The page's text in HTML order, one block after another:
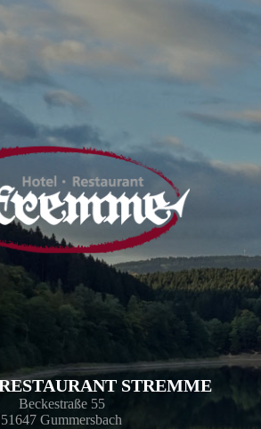
STREMME
Beckestraße 55
51647 Gummersbach